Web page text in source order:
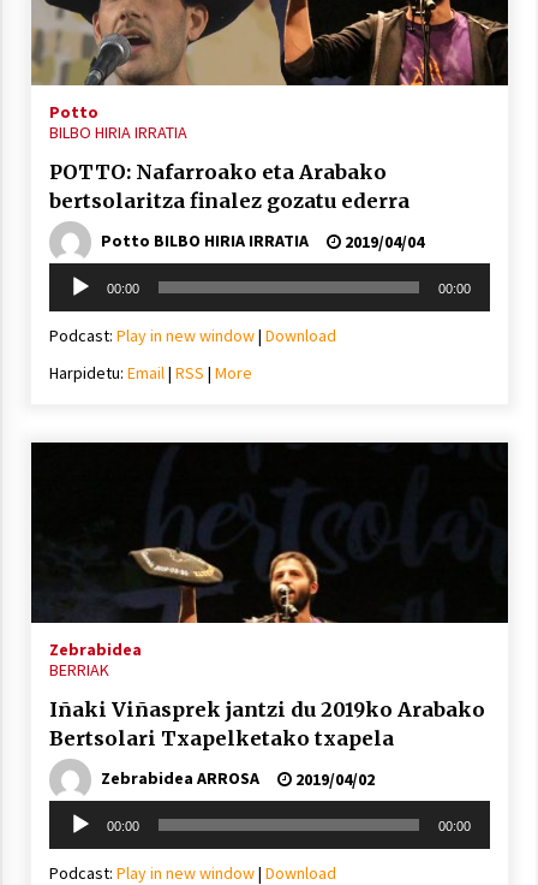
Arrosaren laburpen bideoa Hamaika
Telebistaren eskutik
2021/06/30
Potto
BILBO HIRIA IRRATIA
POTTO: Nafarroako eta Arabako
bertsolaritza finalez gozatu ederra
Potto BILBO HIRIA IRRATIA
2019/04/04
Soinu
erreproduzigailua
00:00 00:00
Podcast: Play in new window| Download
Harpidetu: Email| RSS | More
Zebrabidea
BERRIAK
Iñaki Viñasprek jantzi du 2019ko Arabako
Bertsolari Txapelketako txapela
Zebrabidea ARROSA
2019/04/02
Soinu
erreproduzigailua
00:00 00:00
Podcast: Play in new window| Download